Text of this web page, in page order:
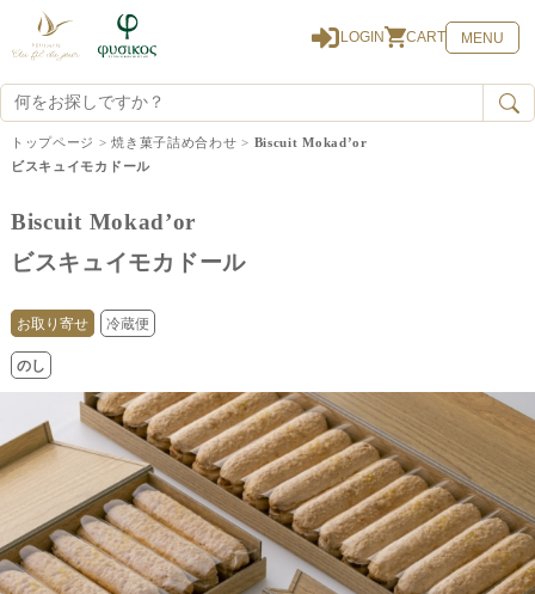
LOGIN CART
MENU
トップページ >焼き菓子詰め合わせ > Biscuit Mokad’or
ビスキュイモカドール
Biscuit Mokad’or
ビスキュイモカドール
お取り寄せ 冷蔵便
のし